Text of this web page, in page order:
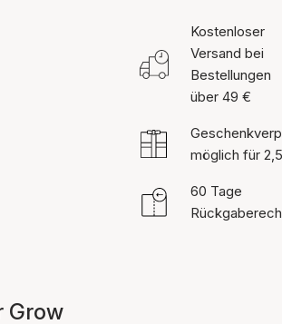
Kostenloser
Versand bei
Bestellungen
über 49 €
möglich für
60 Tage
Grow